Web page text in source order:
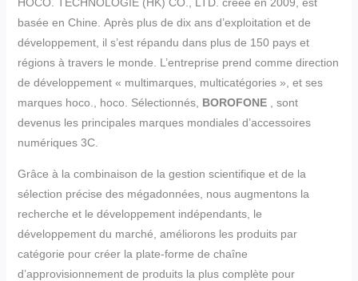
basée en Chine. Après plus de dix ans d’exploitation et de
développement, il s’est répandu dans plus de 150 pays et
régions à travers le monde. L’entreprise prend comme direction
de développement « multimarques, multicatégories », et ses
marques hoco., hoco. Sélectionnés, BOROFONE, sont
devenus les principales marques mondiales d’accessoires
numériques 3C.
Grâce à la combinaison de la gestion scientifique et de la
sélection précise des mégadonnées, nous augmentons la
recherche et le développement indépendants, le
développement du marché, améliorons les produits par
catégorie pour créer la plate-forme de chaîne
d’approvisionnement de produits la plus complète pour